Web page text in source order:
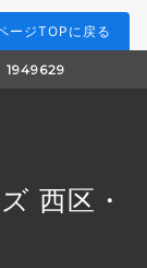
ージTOPに戻る
1949629
西区・